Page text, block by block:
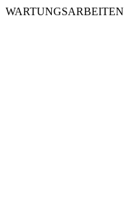
WARTUNGSARBEITEN